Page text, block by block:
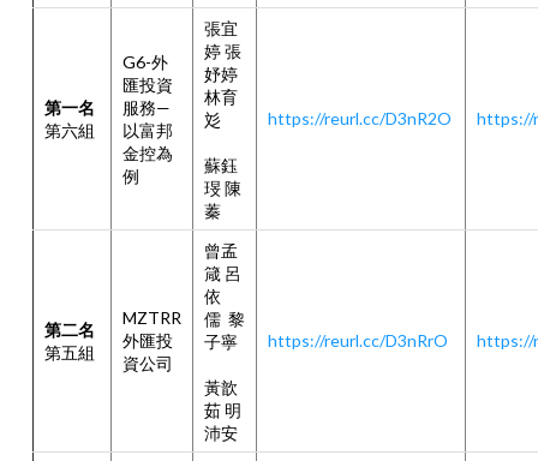
第一名
第六組
G6-外
匯投資
服務—
以富邦
金控為
例
張宜
婷 張
妤婷
林育
彣
蘇鈺
琝 陳
蓁
https://reurl.cc/D3nR2O https://
第二名
第五組
MZTRR
外匯投
資公司
曾孟
箴 呂
依
儒 黎
子寧
黃歆
茹 明
沛安
https://reurl.cc/D3nRrO https://